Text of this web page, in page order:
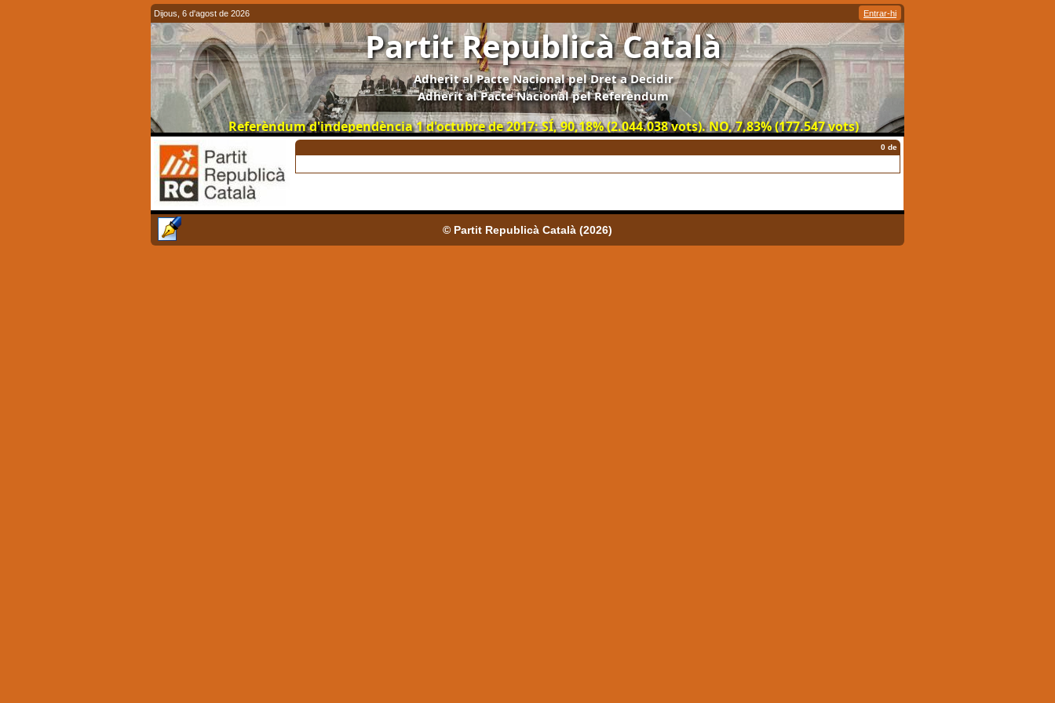
Dijous, 6 d'agost de 2026 Entrar-hi
Partit Republicà Català
Adherit al Pacte Nacional pel Dret a Decidir
Adherit al Pacte Nacional pel Referèndum
Referèndum d'independència 1 d'octubre de 2017: SÍ, 90,18% (2.044.038 vots). NO, 7,83% (177.547 vots)
0 de
© Partit Republicà Català (2026)